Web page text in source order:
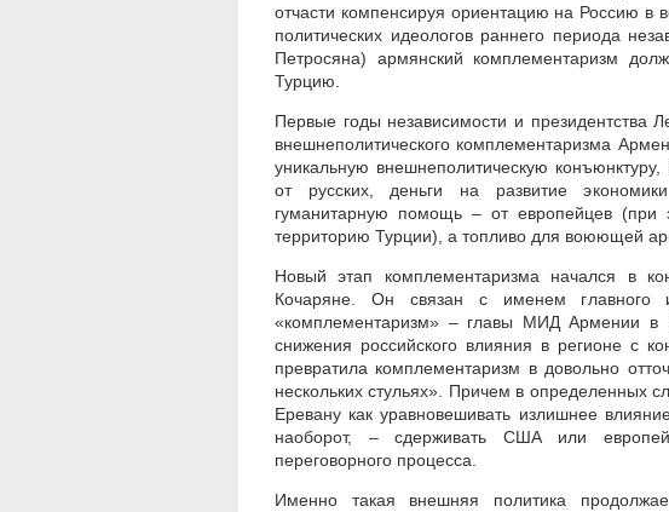
отчасти компенсируя ориентацию на Россию в
политических идеологов раннего периода
Петросяна) армянский комплементаризм
Турцию.
Первые годы независимости и президентства
внешнеполитического комплементаризма
уникальную внешнеполитическую
от русских, деньги на развитие
гуманитарную помощь – от европейцев
территорию Турции), а топливо для воюющей
Новый этап комплементаризма начался в
Кочаряне. Он связан с именем главного
«комплементаризм» – главы МИД Армении в
снижения российского влияния в регионе с
превратила комплементаризм в довольно
нескольких стульях». Причем в определенных
Еревану как уравновешивать излишнее
наоборот, – сдерживать США или
переговорного процесса.
Именно такая внешняя политика